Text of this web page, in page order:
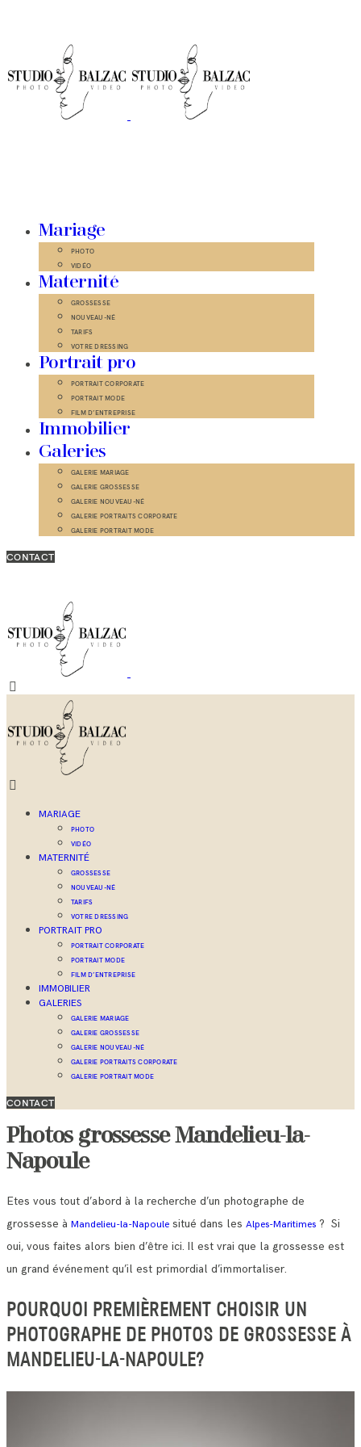
Mariage
PHOTO
VIDÉO
Maternité
GROSSESSE
NOUVEAU-NÉ
TARIFS
VOTRE DRESSING
Portrait pro
PORTRAIT CORPORATE
PORTRAIT MODE
FILM D’ENTREPRISE
Immobilier
Galeries
GALERIE MARIAGE
GALERIE GROSSESSE
GALERIE NOUVEAU-NÉ
GALERIE PORTRAITS CORPORATE
GALERIE PORTRAIT MODE
CONTACT
MARIAGE
PHOTO
VIDÉO
MATERNITÉ
GROSSESSE
NOUVEAU-NÉ
TARIFS
VOTRE DRESSING
PORTRAIT PRO
PORTRAIT CORPORATE
PORTRAIT MODE
FILM D’ENTREPRISE
IMMOBILIER
GALERIES
GALERIE MARIAGE
GALERIE GROSSESSE
GALERIE NOUVEAU-NÉ
GALERIE PORTRAITS CORPORATE
GALERIE PORTRAIT MODE
CONTACT
Photos grossesse Mandelieu-la-
Napoule
Etes vous tout d’abord à la recherche d’un photographe de
grossesse à Mandelieu-la-Napoule situé dans les Alpes-Maritimes ? Si
oui, vous faites alors bien d’être ici. Il est vrai que la grossesse est
un grand événement qu’il est primordial d’immortaliser.
POURQUOI PREMIÈREMENT CHOISIR UN
PHOTOGRAPHE DE PHOTOS DE GROSSESSE À
MANDELIEU-LA-NAPOULE?